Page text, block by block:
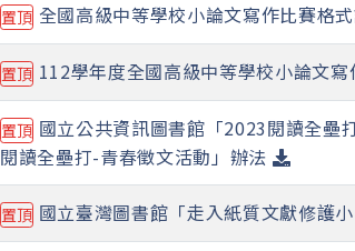
置頂 全國高級中等學校小論文寫作比賽格
置頂 112學年度全國高級中等學校小論文
置頂 國立公共資訊圖書館「2023閱讀全壘
閱讀全壘打-青春徵文活動」辦法
置頂 國立臺灣圖書館「走入紙質文獻修護